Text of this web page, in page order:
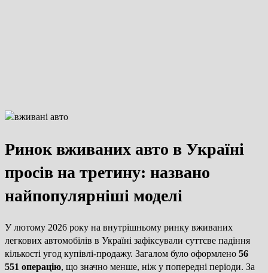
Ринок вживаних авто в Україні
просів на третину: названо
найпопулярніші моделі
У лютому 2026 року на внутрішньому ринку вживаних
легкових автомобілів в Україні зафіксували суттєве падіння
кількості угод купівлі-продажу. Загалом було оформлено 56
551 операцію, що значно менше, ніж у попередні періоди. За